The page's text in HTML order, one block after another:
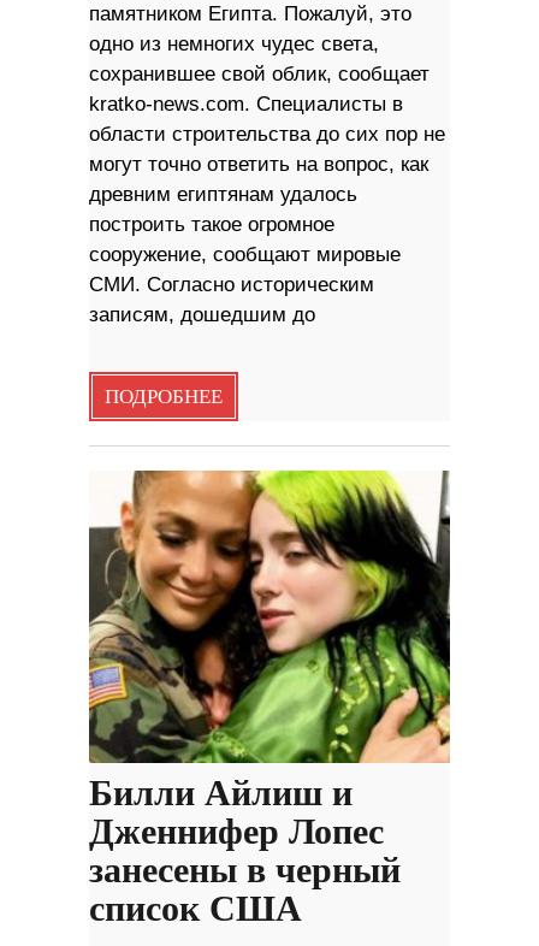
памятником Египта. Пожалуй, это
одно из немногих чудес света,
сохранившее свой облик, сообщает
kratko-news.com. Специалисты в
области строительства до сих пор не
могут точно ответить на вопрос, как
древним египтянам удалось
построить такое огромное
сооружение, сообщают мировые
СМИ. Согласно историческим
записям, дошедшим до
ПОДРОБНЕЕ
Билли Айлиш и
Дженнифер Лопес
занесены в черный
список США